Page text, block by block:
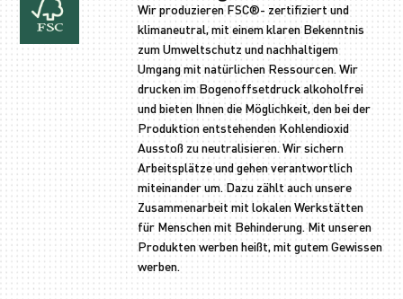
Wir produzieren FSC®- zertifiziert und
klimaneutral, mit einem klaren Bekenntnis
zum Umweltschutz und nachhaltigem
Umgang mit natürlichen Ressourcen. Wir
drucken im Bogenoffsetdruck alkoholfrei
und bieten Ihnen die Möglichkeit, den bei der
Produktion entstehenden Kohlendioxid
Ausstoß zu neutralisieren. Wir sichern
Arbeitsplätze und gehen verantwortlich
miteinander um. Dazu zählt auch unsere
Zusammenarbeit mit lokalen Werkstätten
für Menschen mit Behinderung. Mit unseren
Produkten werben heißt, mit gutem Gewissen
werben.